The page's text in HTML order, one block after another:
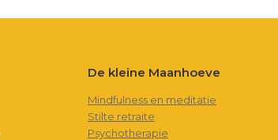
De kleine Maanhoeve
Mindfulness en meditatie
Stilte retraite
Psychotherapie